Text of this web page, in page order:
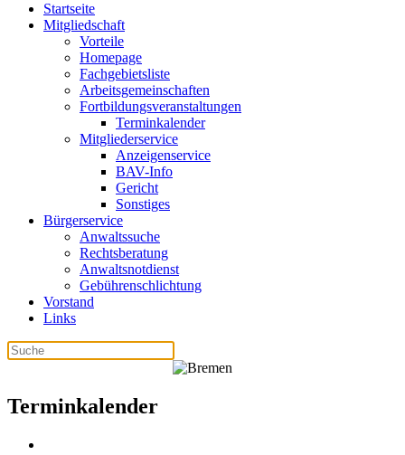
Startseite
Mitgliedschaft
Vorteile
Homepage
Fachgebietsliste
Arbeitsgemeinschaften
Fortbildungsveranstaltungen
Terminkalender
Mitgliederservice
Anzeigenservice
BAV-Info
Gericht
Sonstiges
Bürgerservice
Anwaltssuche
Rechtsberatung
Anwaltsnotdienst
Gebührenschlichtung
Vorstand
Links
Terminkalender